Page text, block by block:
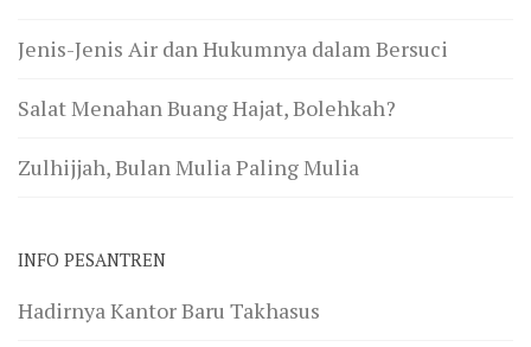
Jenis-Jenis Air dan Hukumnya dalam Bersuci
Salat Menahan Buang Hajat, Bolehkah?
Zulhijjah, Bulan Mulia Paling Mulia
INFO PESANTREN
Hadirnya Kantor Baru Takhasus